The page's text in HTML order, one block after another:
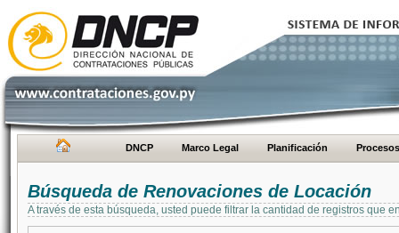
DNCP Marco Legal Planificación Procesos
Búsqueda de Renovaciones de Locación
A través de esta búsqueda, usted puede filtrar la cantidad de registros que